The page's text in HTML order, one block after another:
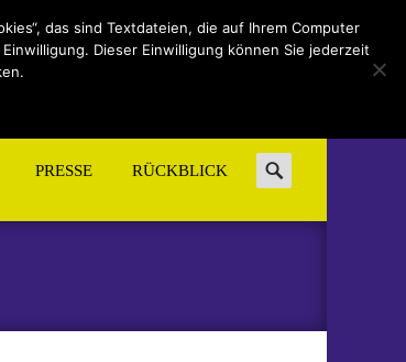
PRESSE RÜCKBLICK
Search
for:
das sind Textdateien, die auf Ihrem Computer
Dieser Einwilligung können Sie jederzeit